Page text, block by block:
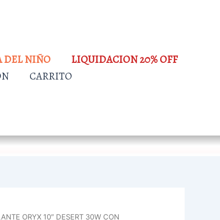
DEL NIÑO
LIQUIDACION 20% OFF
CARRITO
ORYX 10″ DESERT 30W CON